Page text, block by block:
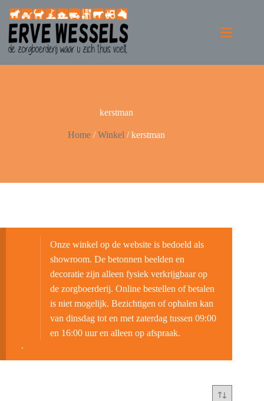
kerstman
Home/Winkel /kerstman
Onze winkel op de website is bedoeld als
showroom. De betonnen beelden en
decoratie zijn alleen fysiek verkrijgbaar op
de zorgboerderij. Online bestellen of betalen
is niet mogelijk. Bezichtigen of ophalen kan
van dinsdag tot en met zaterdag tussen 09:00
en 16:00 uur en alleen op afspraak.
.